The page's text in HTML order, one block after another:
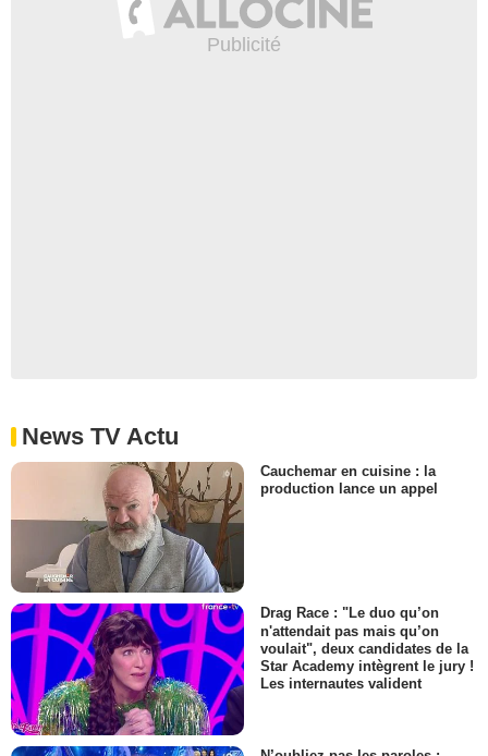
News TV Actu
Cauchemar en cuisine : la
production lance un appel
Drag Race : "Le duo qu’on
n'attendait pas mais qu’on
voulait", deux candidates de la
Star Academy intègrent le jury !
Les internautes valident